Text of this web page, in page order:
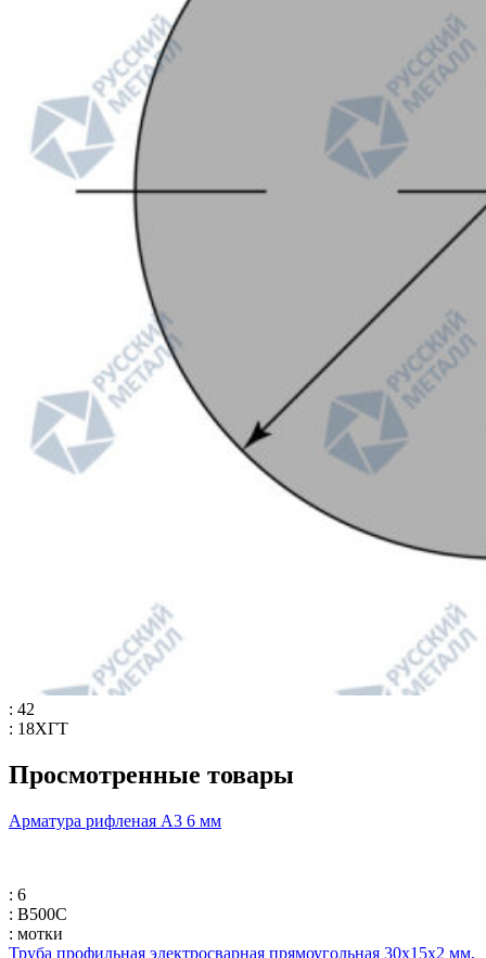
: 42
: 18ХГТ
Просмотренные товары
Арматура рифленая А3 6 мм
: 6
: В500С
: мотки
Труба профильная электросварная прямоугольная 30х15х2 мм,